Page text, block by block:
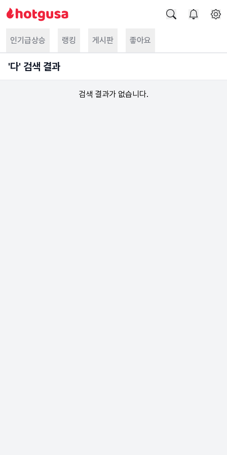
인기급상승 랭킹 게시판 좋아요
'다' 검색 결과
검색 결과가 없습니다.